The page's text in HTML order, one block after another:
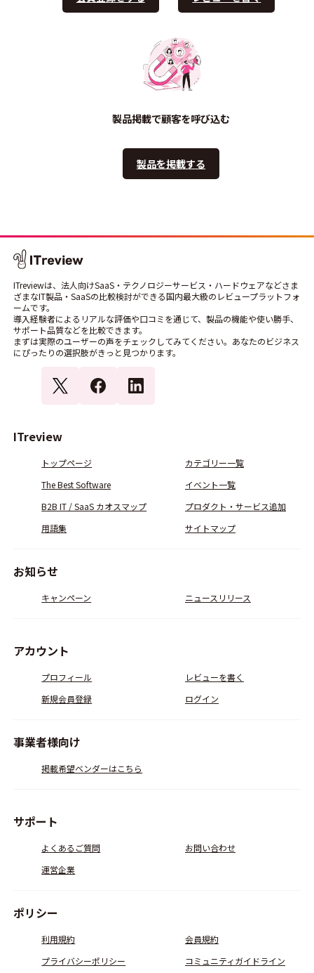
製品掲載で顧客を呼び込む
製品を掲載する
ITreviewは、法人向けSaaS・テクノロジーサービス・ハードウェアなどさま
ざまなIT製品・SaaSの比較検討ができる国内最大級のレビュープラットフォ
ームです。
導入経験者によるリアルな評価や口コミを通じて、製品の機能や使い勝手、
サポート品質などを比較できます。
まずは実際のユーザーの声をチェックしてみてください。あなたのビジネス
にぴったりの選択肢がきっと見つかります。
ITreview
トップページ
カテゴリー一覧
The Best Software
イベント一覧
B2B IT / SaaS カオスマップ
プロダクト・サービス追加
用語集
サイトマップ
お知らせ
キャンペーン ニュースリリース
アカウント
プロフィール
レビューを書く
新規会員登録
ログイン
事業者様向け
掲載希望ベンダーはこちら
サポート
よくあるご質問
お問い合わせ
運営企業
ポリシー
利用規約
会員規約
プライバシーポリシー
コミュニティガイドライン